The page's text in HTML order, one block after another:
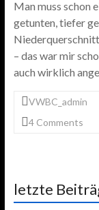
Man muss schon
getunten, tiefer
– das war mir
auch wirklich
VWBC_admin
4 Comments
letzte